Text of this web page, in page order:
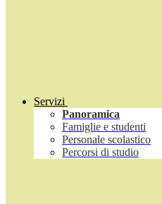
Servizi
Panoramica
Famiglie e studenti
Personale scolastico
Percorsi di studio